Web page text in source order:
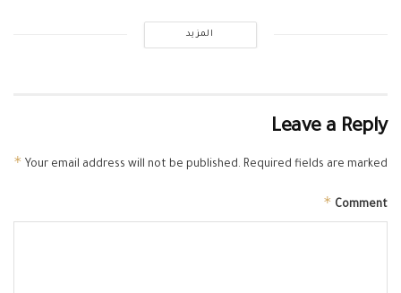
المزيد
Leave a Reply
Your email address will not be published. Required fields are marked
*
Comment
*